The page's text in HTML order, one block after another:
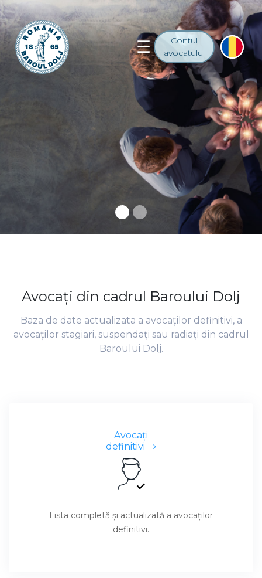
Contul
avocatului
Avocaţi din cadrul Baroului Dolj
Baza de date actualizata a avocaţilor definitivi, a
avocaţilor stagiari, suspendaţi sau radiaţi din cadrul
Baroului Dolj.
Avocaţi
definitivi
Lista completă şi actualizată a avocaţilor
definitivi.